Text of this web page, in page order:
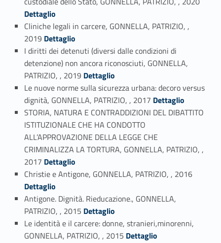
Dettaglio
Cliniche legali in carcere, GONNELLA, PATRIZIO, ,
2019 Link identifier #identifier_person_48725-10
Dettaglio
I diritti dei detenuti (diversi dalle condizioni di
detenzione) non ancora riconosciuti, GONNELLA,
PATRIZIO, , 2019 Link identifier #identifier_person_69426-11
Dettaglio
Le nuove norme sulla sicurezza urbana: decoro versus
dignità, GONNELLA, PATRIZIO, , 2017 Link identifier #identifier_person_39836-12
Dettaglio
STORIA, NATURA E CONTRADDIZIONI DEL DIBATTITO
ISTITUZIONALE CHE HA CONDOTTO
ALL’APPROVAZIONE DELLA LEGGE CHE
CRIMINALIZZA LA TORTURA, GONNELLA, PATRIZIO, ,
2017 Link identifier #identifier_person_141679-13
Dettaglio
Christie e Antigone, GONNELLA, PATRIZIO, , 2016
Dettaglio
Antigone. Dignità. Rieducazione., GONNELLA,
PATRIZIO, , 2015 Link identifier #identifier_person_183219-15
Dettaglio
Le identità e il carcere: donne, stranieri,minorenni,
GONNELLA, PATRIZIO, , 2015Link identifier #identifier_person_64338-16Dettaglio